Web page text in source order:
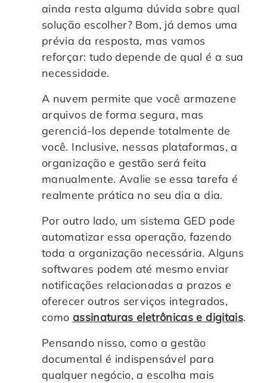
ainda resta alguma dúvida sobre qual
solução escolher? Bom, já demos uma
prévia da resposta, mas vamos
reforçar: tudo depende de qual é a sua
necessidade.
A nuvem permite que você armazene
arquivos de forma segura, mas
gerenciá-los depende totalmente de
você. Inclusive, nessas plataformas, a
organização e gestão será feita
manualmente. Avalie se essa tarefa é
realmente prática no seu dia a dia.
Por outro lado, um sistema GED pode
automatizar essa operação, fazendo
toda a organização necessária. Alguns
softwares podem até mesmo enviar
notificações relacionadas a prazos e
oferecer outros serviços integrados,
como assinaturas eletrônicas e digitais.
Pensando nisso, como a gestão
documental é indispensável para
qualquer negócio, a escolha mais